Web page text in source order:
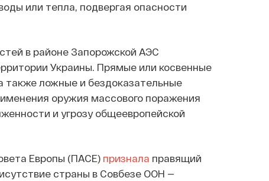
или тепла, подвергая опасности
в районе Запорожской АЭС
Украины. Прямые или косвенные
также ложные и бездоказательные
оружия массового поражения
и угрозу общеевропейской
Европы (ПАСЕ) признала правящий
страны в Совбезе ООН —